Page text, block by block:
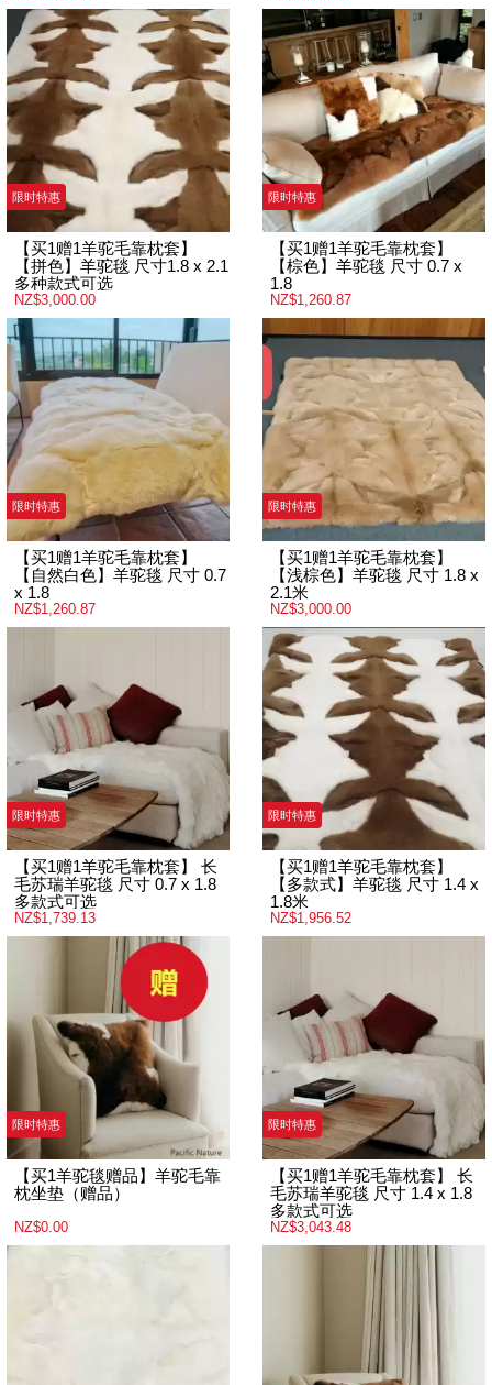
限时特惠
【买1赠1羊驼毛靠枕套】
【拼色】羊驼毯 尺寸1.8 x 2.1
多种款式可选
NZ$3,000.00
限时特惠
【买1赠1羊驼毛靠枕套】
【棕色】羊驼毯 尺寸 0.7 x
1.8
NZ$1,260.87
限时特惠
【买1赠1羊驼毛靠枕套】
【自然白色】羊驼毯 尺寸 0.7
x 1.8
NZ$1,260.87
限时特惠
【买1赠1羊驼毛靠枕套】
【浅棕色】羊驼毯 尺寸 1.8 x
2.1米
NZ$3,000.00
限时特惠
【买1赠1羊驼毛靠枕套】 长
毛苏瑞羊驼毯 尺寸 0.7 x 1.8
多款式可选
NZ$1,739.13
限时特惠
【买1赠1羊驼毛靠枕套】
【多款式】羊驼毯 尺寸 1.4 x
1.8米
NZ$1,956.52
限时特惠
【买1羊驼毯赠品】羊驼毛靠
枕坐垫（赠品）
NZ$0.00
限时特惠
【买1赠1羊驼毛靠枕套】 长
毛苏瑞羊驼毯 尺寸 1.4 x 1.8
多款式可选
NZ$3,043.48